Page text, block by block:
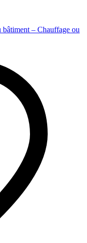
bâtiment – Chauffage ou